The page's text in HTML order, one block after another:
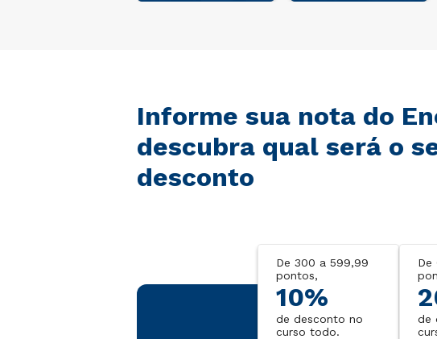
Informe sua nota do
descubra qual será o
desconto
De 300 a 599,99
pontos,
10%
de desconto no
curso todo.
De
de